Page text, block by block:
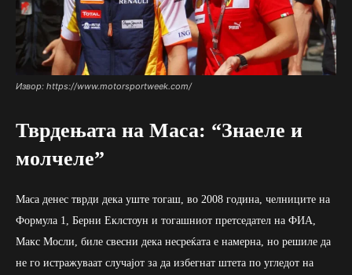
Извор: https://www.motorsportweek.com/
Тврдењата на Маса: “Знаеле и
молчеле”
Маса денес тврди дека уште тогаш, во 2008 година, челниците на
Формула 1, Берни Еклстоун и тогашниот претседател на ФИА,
Макс Мосли, биле свесни дека несреќата е намерна, но решиле да
не го истражуваат случајот за да избегнат штета по угледот на